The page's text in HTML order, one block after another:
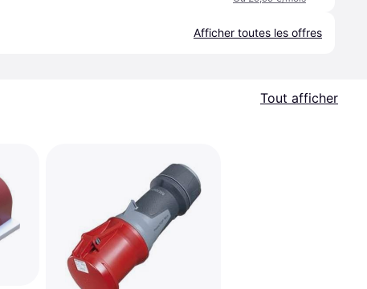
Afficher toutes les offres
Tout afficher